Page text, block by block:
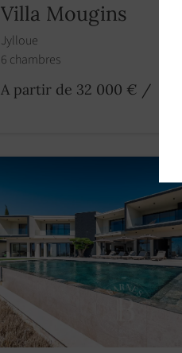
Villa Mougins
Jylloue
6 chambres
A partir de 32 000 € /